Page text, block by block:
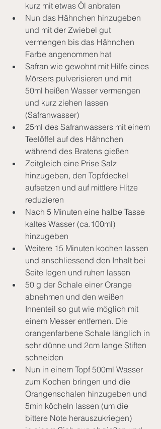
kurz mit etwas Öl anbraten
Nun das Hähnchen hinzugeben
und mit der Zwiebel gut
vermengen bis das Hähnchen
Farbe angenommen hat
Safran wie gewohnt mit Hilfe eines
Mörsers pulverisieren und mit
50ml heißen Wasser vermengen
und kurz ziehen lassen
(Safranwasser)
25ml des Safranwassers mit einem
Teelöffel auf des Hähnchen
während des Bratens gießen
Zeitgleich eine Prise Salz
hinzugeben, den Topfdeckel
aufsetzen und auf mittlere Hitze
reduzieren
Nach 5 Minuten eine halbe Tasse
kaltes Wasser (ca.100ml)
hinzugeben
Weitere 15 Minuten kochen lassen
und anschliessend den Inhalt bei
Seite legen und ruhen lassen
50 g der Schale einer Orange
abnehmen und den weißen
Innenteil so gut wie möglich mit
einem Messer entfernen. Die
orangenfarbene Schale länglich in
sehr dünne und 2cm lange Stiften
schneiden
Nun in einem Topf 500ml Wasser
zum Kochen bringen und die
Orangenschalen hinzugeben und
5min köcheln lassen (um die
bittere Note herauszukriegen)